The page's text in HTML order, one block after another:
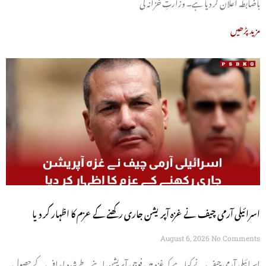
مزید پڑھیں
اسرائیلی آرمی چیف نے غزہ آپریشن جاری رکھنے کے عزم کا اظہار کر دیا
August 6, 2026 No Comments